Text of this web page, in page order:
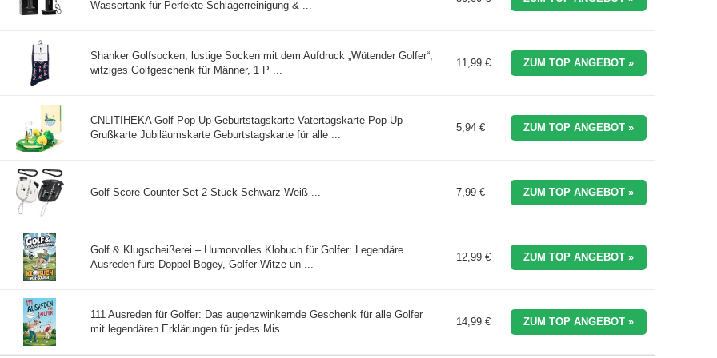
Wassertank für Perfekte Schlägerreinigung & ...
Shanker Golfsocken, lustige Socken mit dem Aufdruck „Wütender Golfer“,
witziges Golfgeschenk für Männer, 1 P ...
11,99 € ZUM TOP ANGEBOT »
CNLITIHEKA Golf Pop Up Geburtstagskarte Vatertagskarte Pop Up
Grußkarte Jubiläumskarte Geburtstagskarte für alle ...
5,94 € ZUM TOP ANGEBOT »
Golf Score Counter Set 2 Stück Schwarz Weiß ... 7,99 € ZUM TOP ANGEBOT »
Golf & Klugscheißerei – Humorvolles Klobuch für Golfer: Legendäre
Ausreden fürs Doppel-Bogey, Golfer-Witze un ...
12,99 € ZUM TOP ANGEBOT »
111 Ausreden für Golfer: Das augenzwinkernde Geschenk für alle Golfer
mit legendären Erklärungen für jedes Mis ...
14,99 € ZUM TOP ANGEBOT »